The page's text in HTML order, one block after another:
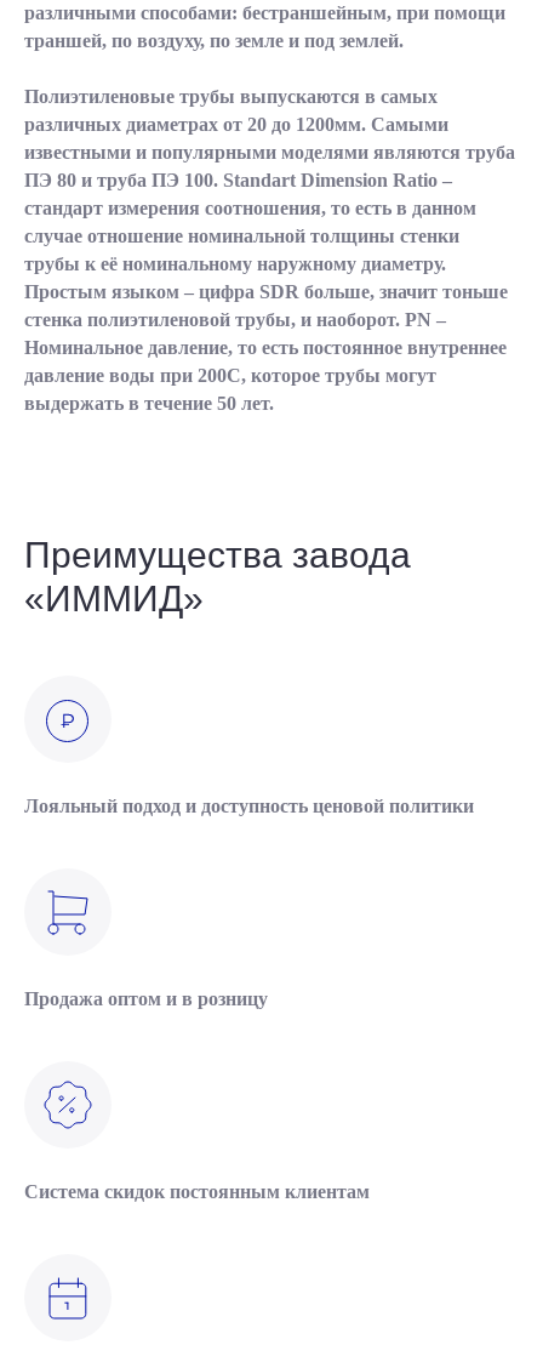
различными способами: бестраншейным, при помощи
траншей, по воздуху, по земле и под землей.
Полиэтиленовые трубы выпускаются в самых
различных диаметрах от 20 до 1200мм. Самыми
известными и популярными моделями являются труба
ПЭ 80 и труба ПЭ 100. Standart Dimension Ratio –
стандарт измерения соотношения, то есть в данном
случае отношение номинальной толщины стенки
трубы к её номинальному наружному диаметру.
Простым языком – цифра SDR больше, значит тоньше
стенка полиэтиленовой трубы, и наоборот. PN –
Номинальное давление, то есть постоянное внутреннее
давление воды при 200С, которое трубы могут
выдержать в течение 50 лет.
Преимущества завода
«ИММИД»
Лояльный подход и доступность ценовой политики
Продажа оптом и в розницу
Система скидок постоянным клиентам